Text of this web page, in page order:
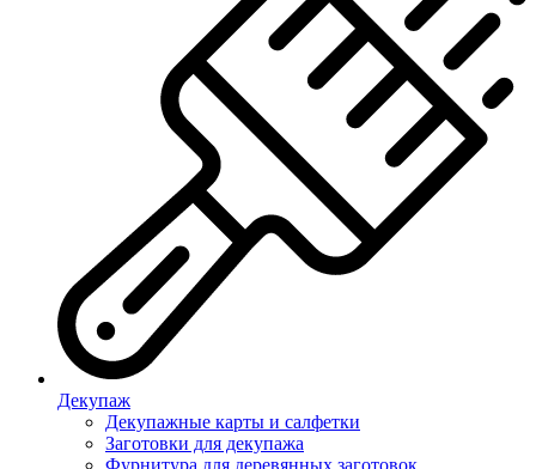
Декупаж
Декупажные карты и салфетки
Заготовки для декупажа
Фурнитура для деревянных заготовок